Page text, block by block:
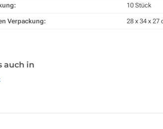
10 Stück
Verpackung: 28 x 34 x 27
auch in